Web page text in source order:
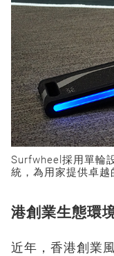
Surfwheel採用單輪
統，為用家提供卓越
港創業生態環
近年，香港創業